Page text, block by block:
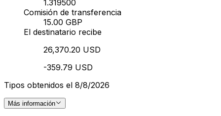
1.319500
Comisión de transferencia
15.00 GBP
El destinatario recibe
26,370.20 USD
-359.79 USD
Tipos obtenidos el 8/8/2026
Más información